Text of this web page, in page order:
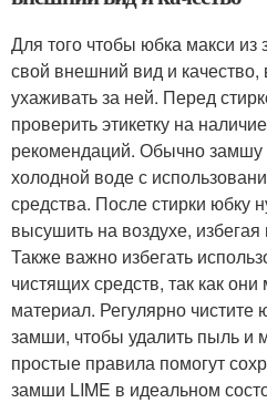
Для того чтобы юбка макси
свой внешний вид и
ухаживать за ней. Перед
проверить этикетку на
рекомендаций. Обычно замшу
холодной воде с
средства. После стирки юбку
высушить на воздухе,
Также важно избегать
чистящих средств, так как они
материал. Регулярно чистите
замши, чтобы удалить пыль и
простые правила помогут
замши LIME в идеальном